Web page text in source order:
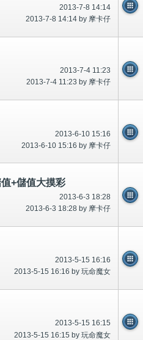
2013-7-8 14:14
2013-7-8 14:14 by 摩卡仔
2013-7-4 11:23
2013-7-4 11:23 by 摩卡仔
2013-6-10 15:16
2013-6-10 15:16 by 摩卡仔
+儲值大摸彩
2013-6-3 18:28
2013-6-3 18:28 by 摩卡仔
2013-5-15 16:16
2013-5-15 16:16 by 玩命魔女
2013-5-15 16:15
2013-5-15 16:15 by 玩命魔女